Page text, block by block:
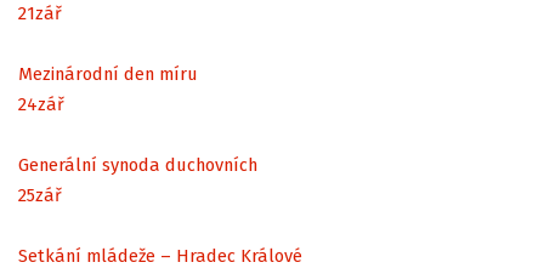
21zář
Mezinárodní den míru
24zář
Generální synoda duchovních
25zář
Setkání mládeže – Hradec Králové